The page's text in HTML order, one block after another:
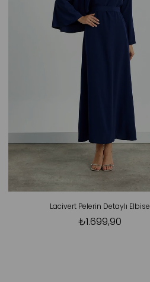
Lacivert Pelerin Detaylı Elbise
₺1.699,90